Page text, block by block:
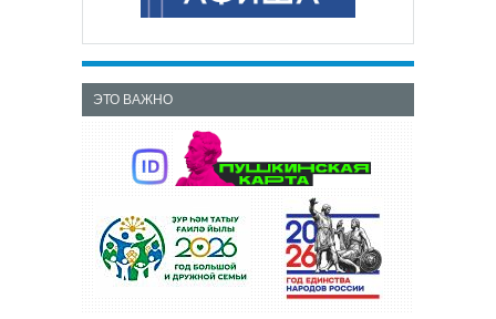
ЭТО ВАЖНО